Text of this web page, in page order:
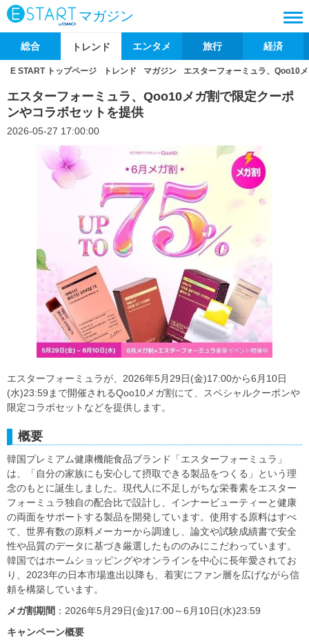
マガジン
総合 トレンド エンタメ 旅行 経済
E START トップページ トレンド マガジン エスターフォーミュラ、Qoo10
エスターフォーミュラ、Qoo10メガ割で限定クーポ
ンやコラボセットを提供
2026-05-27 17:00:00
エスターフォーミュラが、2026年5月29日(金)17:00から6月10日
(水)23:59まで開催されるQoo10メガ割にて、スペシャルクーポンや
限定コラボセットなどを提供します。
概要
韓国プレミアム健康機能食品ブランド「エスターフォーミュラ」
は、「自分の家族にも安心して摂取できる製品をつくる」という理
念のもとに誕生しました。現代人に不足しがちな栄養素をエスター
フォーミュラ独自の配合比で設計し、インナービューティーと健康
の両面をサポートする製品を開発しています。使用する原料はすべ
て、世界有数の原料メーカーから調達し、論文や試験成績書で安全
性や品質のデータに基づき厳選したもののみにこだわっています。
韓国ではホームショッピングやオンラインを中心に長年愛されてお
り、2023年の日本市場進出以降も、着実にファン層を広げながら信
頼を構築しています。
メガ割期間 ：2026年5月29日(金)17:00～6月10日(水)23:59
キャンペーン概要